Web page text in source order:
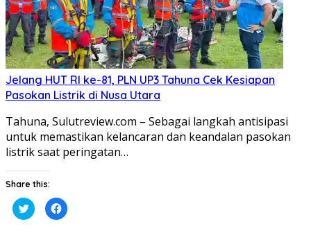
Jelang HUT RI ke-81, PLN UP3 Tahuna Cek Kesiapan
Pasokan Listrik di Nusa Utara
Tahuna, Sulutreview.com – Sebagai langkah antisipasi
untuk memastikan kelancaran dan keandalan pasokan
listrik saat peringatan…
Share this:
Klik
untuk
berbagi
Klik
untuk